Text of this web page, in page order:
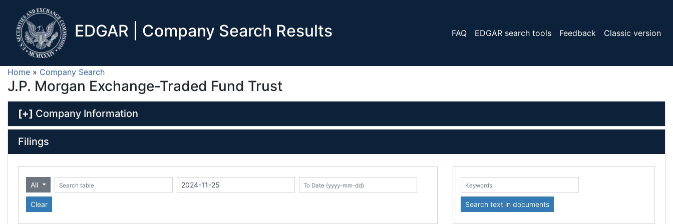
EDGAR | Company Search Results FAQ EDGAR search tools Feedback Classic version
Home » Company Search
J.P. Morgan Exchange-Traded Fund Trust
[+] Company Information
Filings
All
Search table
(yyyy-mm-dd)
(yyyy-mm-dd)
Clear
Keywords:
Search text in documents